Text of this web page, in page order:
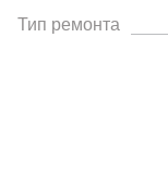
Тип ремонта